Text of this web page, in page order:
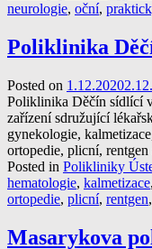
neurologie, oční,
Poliklinika
Posted on 1.12.2020
Poliklinika Děčín sídlící
zařízení sdružující
gynekologie,
ortopedie, plicní,
Posted in Polikliniky
hematologie, kalmetizace,
ortopedie, plicní, rentgen,
Masarykova